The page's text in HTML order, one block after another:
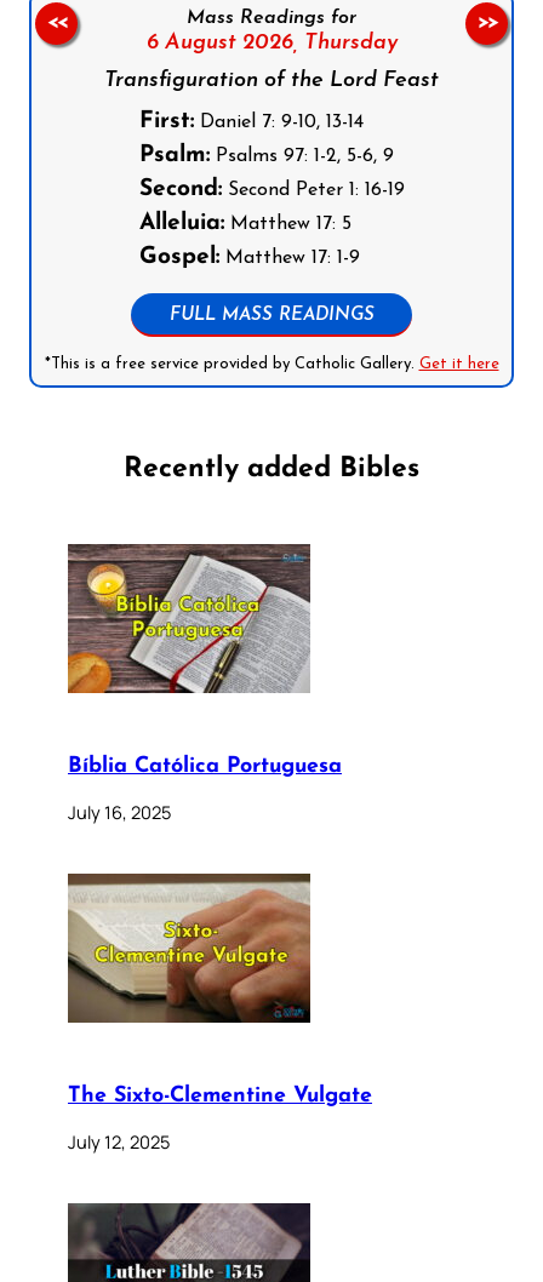
Mass Readings for
6 August 2026, Thursday
Transfiguration of the Lord Feast
First:Daniel 7: 9-10, 13-14
Psalm:Psalms 97: 1-2, 5-6, 9
Second:Second Peter 1: 16-19
Alleluia:Matthew 17: 5
Gospel:Matthew 17: 1-9
FULL MASS READINGS
*This is a free service provided by Catholic Gallery. Get it here
<< >>
Recently added Bibles
Bíblia Católica Portuguesa
July 16, 2025
The Sixto-Clementine Vulgate
July 12, 2025